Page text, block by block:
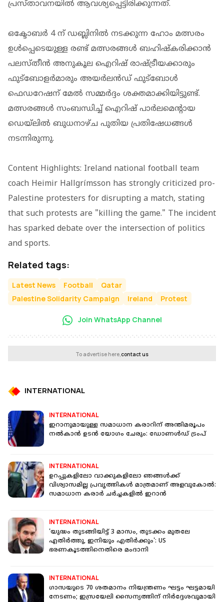
പ്രസ്താവനയിൽ ആവശ്യപ്പെട്ടിരിക്കുന്നത്.
ഒക്ടോബർ 4 ന് ഡബ്ലിനിൽ നടക്കുന്ന ഹോം മത്സരം
ഉൾപ്പെടെയുള്ള രണ്ട് മത്സരങ്ങൾ ബഹിഷ്‌കരിക്കാൻ
പലസ്തീൻ അനുകൂല ഐറിഷ് രാഷ്ട്രീയക്കാരും
ഫുട്ബോളർമാരും അയർലൻഡ് ഫുട്ബോൾ
ഫെഡറേഷന് മേൽ സമ്മർദ്ദം ശക്തമാക്കിയിട്ടുണ്ട്.
മത്സരങ്ങൾ സംബന്ധിച്ച് ഐറിഷ് പാർലമെന്റായ
ഡെയ്‌ലിൽ ബുധനാഴ്ച പുതിയ പ്രതിഷേധങ്ങൾ
നടന്നിരുന്നു.
Content Highlights: Ireland national football team
coach Heimir Hallgrímsson has strongly criticized pro-
Palestine protesters for disrupting a match, stating
that such protests are "killing the game." The incident
has sparked debate over the intersection of politics
and sports.
Related tags:
Latest News Football
Qatar
Palestine Solidarity Campaign
Ireland Protest
Join WhatsApp Channel
To advertise here,contact us
INTERNATIONAL
INTERNATIONAL
ഇറാനുമായുള്ള സമാധാന കരാറിന് അന്തിമരൂപം
നൽകാൻ ഉടൻ യോ​ഗം ചേരും: ഡോണൾഡ് ട്രംപ്
INTERNATIONAL
ഉറപ്പുകളിലോ വാക്കുകളിലോ ഞങ്ങൾക്ക്
വിശ്വാസമില്ല പ്രവൃത്തികൾ മാത്രമാണ് അളവുകോൽ:
സമാധാന കരാർ ച‍ർച്ചകളിൽ ഇറാൻ
INTERNATIONAL
'യുദ്ധം തുടങ്ങിയിട്ട് 3 മാസം, തുടക്കം മുതലേ
എതിർത്തു, ഇനിയും എതിർക്കും': US
ഭരണകൂടത്തിനെതിരെ മംദാനി
INTERNATIONAL
ഗാസയുടെ 70 ശതമാനം നിയന്ത്രണം ഘട്ടം ഘട്ടമായി
നേടണം; ഇസ്രയേലി സൈന്യത്തിന് നിർദ്ദേശവുമായി